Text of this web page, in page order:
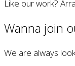
Like our work?
Wanna join
We are always